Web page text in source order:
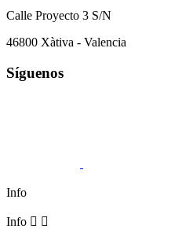
Calle Proyecto 3 S/N
46800 Xàtiva - Valencia
Síguenos
Info
Info  